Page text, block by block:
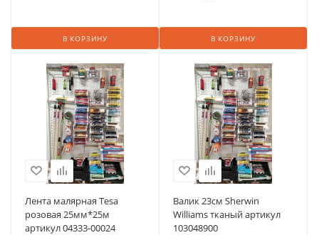
В КОРЗИНУ В КОРЗИНУ
Лента малярная Tesa
розовая 25мм*25м
артикул 04333-00024
Валик 23см Sherwin
Williams тканый артикул
103048900